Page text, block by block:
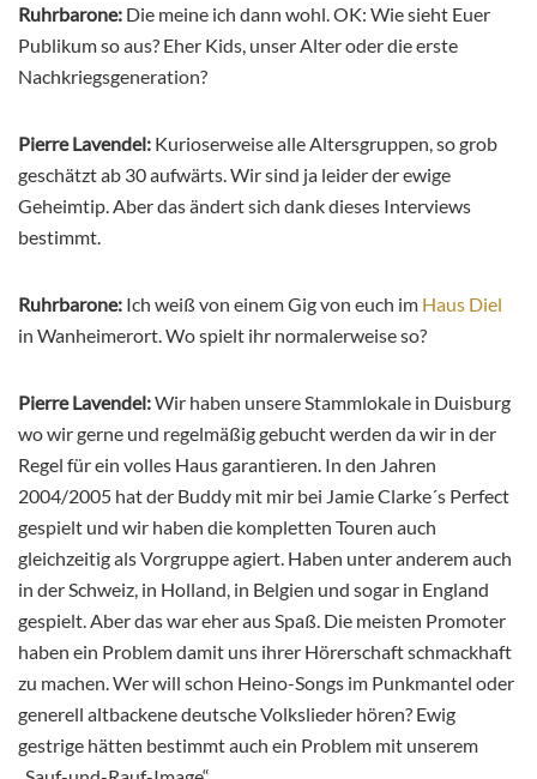
Ruhrbarone: Die meine ich dann wohl. OK: Wie sieht Euer
Publikum so aus? Eher Kids, unser Alter oder die erste
Nachkriegsgeneration?
Pierre Lavendel: Kurioserweise alle Altersgruppen, so grob
geschätzt ab 30 aufwärts. Wir sind ja leider der ewige
Geheimtip. Aber das ändert sich dank dieses Interviews
bestimmt.
Ruhrbarone: Ich weiß von einem Gig von euch im Haus Diel
in Wanheimerort. Wo spielt ihr normalerweise so?
Pierre Lavendel:Wir haben unsere Stammlokale in Duisburg
wo wir gerne und regelmäßig gebucht werden da wir in der
Regel für ein volles Haus garantieren. In den Jahren
2004/2005 hat der Buddy mit mir bei Jamie Clarke´s Perfect
gespielt und wir haben die kompletten Touren auch
gleichzeitig als Vorgruppe agiert. Haben unter anderem auch
in der Schweiz, in Holland, in Belgien und sogar in England
gespielt. Aber das war eher aus Spaß. Die meisten Promoter
haben ein Problem damit uns ihrer Hörerschaft schmackhaft
zu machen. Wer will schon Heino-Songs im Punkmantel oder
generell altbackene deutsche Volkslieder hören? Ewig
gestrige hätten bestimmt auch ein Problem mit unserem